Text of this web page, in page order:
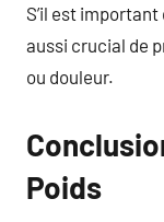
S’il est
aussi crucial de
ou douleur.
Poids